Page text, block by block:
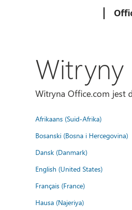
Witryny
Witryna Office.com jest
Afrikaans (Suid-Afrika)
Bosanski (Bosna i Hercegovina)
Dansk (Danmark)
English (United States)
Français (France)
Hausa (Najeriya)